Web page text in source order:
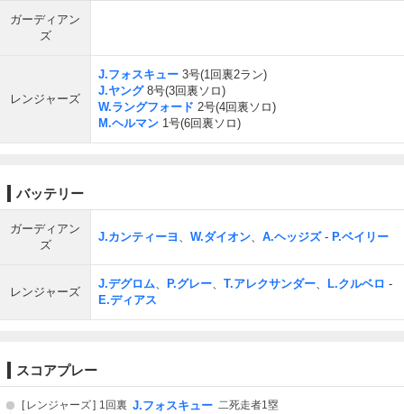
ガーディアン
ズ
レンジャーズ
J.フォスキュー 3号(1回裏2ラン)
J.ヤング8号(3回裏ソロ)
W.ラングフォード 2号(4回裏ソロ)
M.ヘルマン 1号(6回裏ソロ)
バッテリー
ガーディアン
ズ
J.カンティーヨ 、 W.ダイオン、 A.ヘッジズ- P.ベイリー
レンジャーズ
J.デグロム、 P.グレー、 T.アレクサンダー、 L.クルベロ -
E.ディアス
スコアプレー
レンジャーズ 1回裏 J.フォスキュー 二死走者1塁